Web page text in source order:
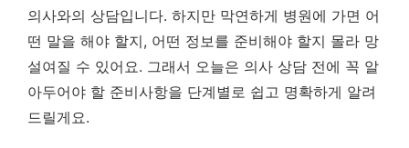
의사와의 상담입니다. 하지만 막연하게 병원에 가면 어
떤 말을 해야 할지, 어떤 정보를 준비해야 할지 몰라 망
설여질 수 있어요. 그래서 오늘은 의사 상담 전에 꼭 알
아두어야 할 준비사항을 단계별로 쉽고 명확하게 알려
드릴게요.